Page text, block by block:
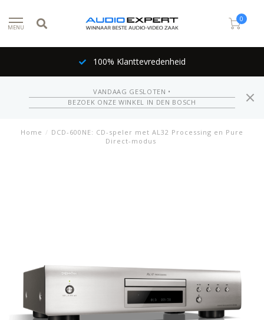
MENU
0
100% Klanttevredenheid
VANDAAG GESLOTEN •
BEZOEK ONZE WINKEL IN DEN BOSCH
Home / DCD-600NE: CD-speler met AL32 Processing en Pure
Direct-modus